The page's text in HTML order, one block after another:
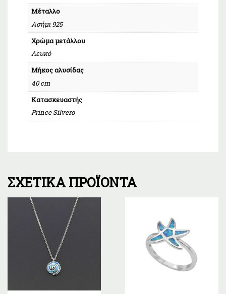
Μέταλλο
Ασήμι 925
Χρώμα μετάλλου
Λευκό
Μήκος αλυσίδας
40 cm
Κατασκευαστής
Prince Silvero
ΣΧΕΤΙΚΆ ΠΡΟΪΌΝΤΑ